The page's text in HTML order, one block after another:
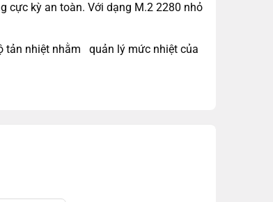
cực kỳ an toàn. Với dạng M.2 2280 nhỏ
tản nhiệt nhằm quản lý mức nhiệt của